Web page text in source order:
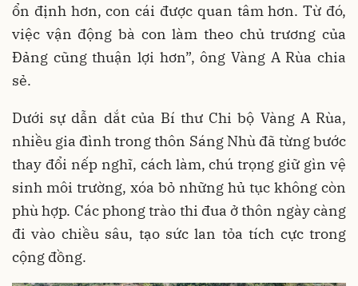
ổn định hơn, con cái được quan tâm hơn. Từ đó,
việc vận động bà con làm theo chủ trương của
Đảng cũng thuận lợi hơn”, ông Vàng A Rùa chia
sẻ.
Dưới sự dẫn dắt của Bí thư Chi bộ Vàng A Rùa,
nhiều gia đình trong thôn Sáng Nhù đã từng bước
thay đổi nếp nghĩ, cách làm, chú trọng giữ gìn vệ
sinh môi trường, xóa bỏ những hủ tục không còn
phù hợp. Các phong trào thi đua ở thôn ngày càng
đi vào chiều sâu, tạo sức lan tỏa tích cực trong
cộng đồng.